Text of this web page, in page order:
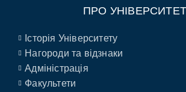
ПРО УНІВЕРСИТЕТ
Історія Університету
Нагороди та відзнаки
Адміністрація
Факультети